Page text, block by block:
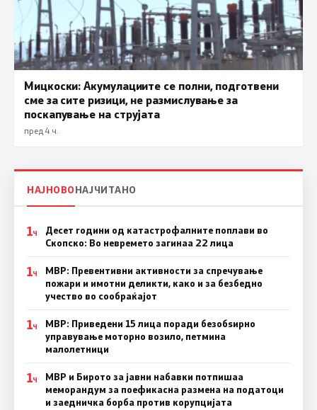
Мицкоски: Акумулациите се полни, подготвени
сме за сите ризици, не размислување за
поскапување на струјата
пред 4 ч.
НАЈНОВОНАЈЧИТАНО
1Ч
Десет години од катастрофалните поплави во
Скопско: Во невремето загинаа 22 лица
1Ч
МВР: Превентивни активности за спречување
пожари и имотни деликти, како и за безбедно
учество во сообраќајот
1Ч
МВР: Приведени 15 лица поради безобѕирно
управување моторно возило, петмина
малолетници
1Ч
МВР и Бирото за јавни набавки потпишаа
меморандум за поефикасна размена на податоци
и заедничка борба против корупцијата